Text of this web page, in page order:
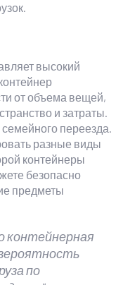
высокий
от объема вещей,
и затраты.
переезда.
разные виды
контейнеры
безопасно
предметы
контейнерная
по